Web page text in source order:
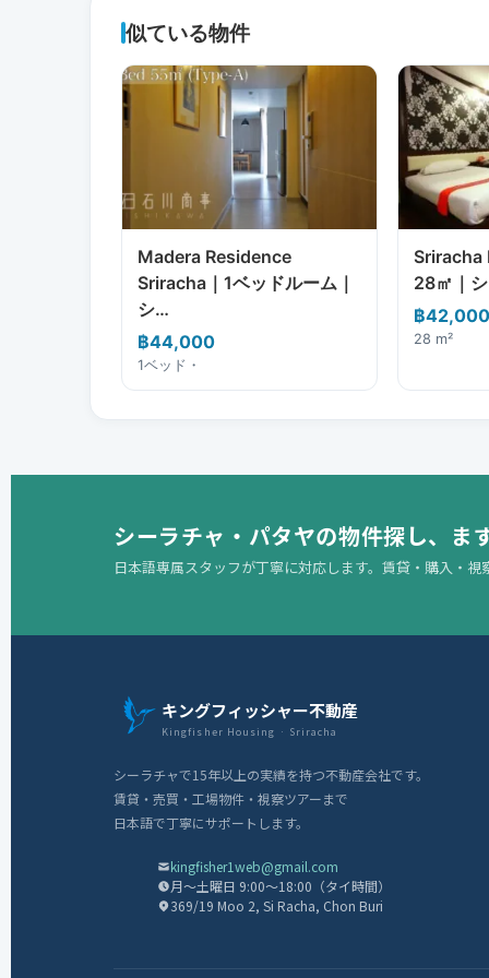
似ている物件
Madera Residence
Sriracha｜1ベッドルーム｜
シ…
฿44,000
1ベッド・
Sriracha
28㎡｜
฿
28 m²
シーラチャ・パタヤの物件探し、ま
日本語専属スタッフが丁寧に対応します。賃貸・購入・
キングフィッシャー不動産
Kingfisher Housing · Sriracha
シーラチャで15年以上の実績を持つ不動産会社です。
賃貸・売買・工場物件・視察ツアーまで
日本語で丁寧にサポートします。
kingfisher1web@gmail.com
月〜土曜日 9:00〜18:00（タイ時間）
369/19 Moo 2, Si Racha, Chon Buri